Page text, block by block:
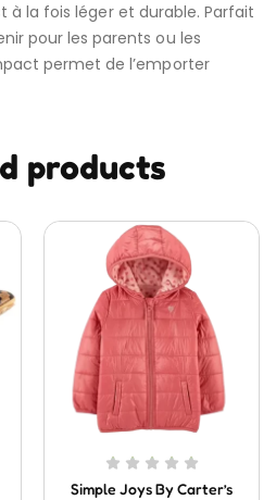
à la fois léger et durable. Parfait
pour les parents ou les
permet de l’emporter
products
Simple Joys By Carter’s